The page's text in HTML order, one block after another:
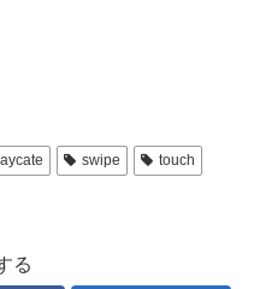
swipe
touch
る